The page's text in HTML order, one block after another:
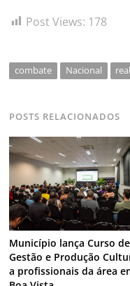
Post Views: 178
combate Nacional
POSTS RELACIONADOS
Município lança Curso de
Gestão e Produção
a profissionais da área